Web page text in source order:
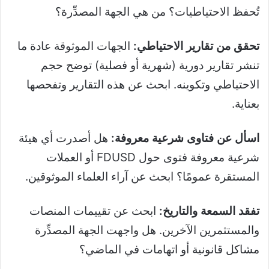
تُحفظ الاحتياطيات؟ من هي الجهة المصدِّرة؟
تحقق من تقارير الاحتياطي: الجهات الموثوقة عادة ما
تنشر تقارير دورية (شهرية أو فصلية) توضح حجم
الاحتياطي وتكوينه. ابحث عن هذه التقارير وتفحصها
بعناية.
اسأل عن فتاوى شرعية معروفة: هل أصدرت أي هيئة
شرعية معروفة فتوى حول FDUSD أو العملات
المستقرة عمومًا؟ ابحث عن آراء العلماء الموثوقين.
تفقد السمعة والتاريخ: ابحث عن تقييمات المنصات
والمستثمرين الآخرين. هل واجهت الجهة المصدِّرة
مشاكل قانونية أو اتهامات في الماضي؟